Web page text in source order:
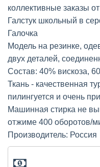
коллективные заказы
Галстук школьный в
Галочка
Модель на резинке,
двух деталей,
Состав: 40% вискоза,
Ткань - качественная
пилингуется и очень
Машинная стирка не
отжиме 400 оборотов/
Производитель: Россия